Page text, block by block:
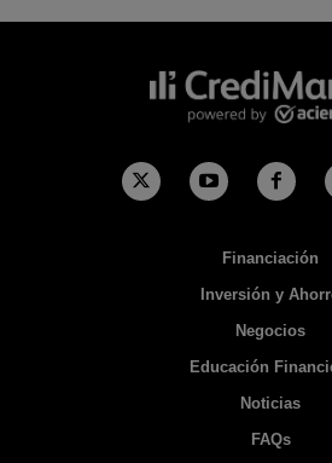
Financiación
Inversión y
Negocios
Educación
Noticias
FAQs